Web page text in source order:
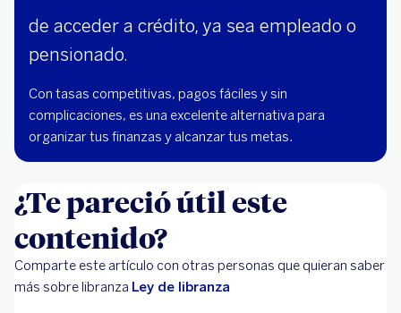
de acceder a crédito, ya sea empleado o
pensionado.
Con tasas competitivas, pagos fáciles y sin
complicaciones, es una excelente alternativa para
organizar tus finanzas y alcanzar tus metas.
¿Te pareció útil este
contenido?
Comparte este artículo con otras personas que quieran saber
más sobre libranza Ley de libranza